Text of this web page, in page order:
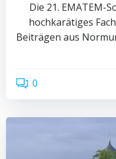
Die 21. EMATEM-
hochkarätiges
Beiträgen aus
0